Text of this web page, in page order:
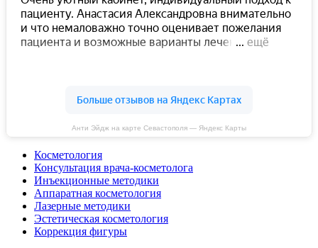
Анти Эйдж на карте Севастополя — Яндекс Карты
Косметология
Консультация врача-косметолога
Инъекционные методики
Аппаратная косметология
Лазерные методики
Эстетическая косметология
Коррекция фигуры